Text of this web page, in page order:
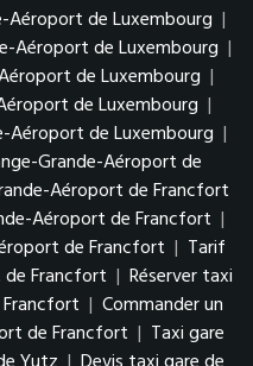
de Luxembourg |
Aéroport de Luxembourg |
de Luxembourg |
de Luxembourg |
Aéroport de Luxembourg |
Grande-Aéroport de
Aéroport de Francfort
Aéroport de Francfort |
de Francfort | Tarif
Francfort | Réserver taxi
| Commander un
de Francfort | Taxi gare